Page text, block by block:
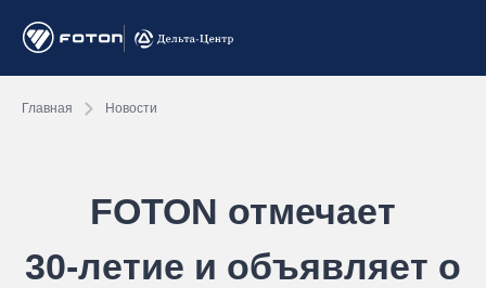
Главная Новости
FOTON отмечает
30‑летие и объявляет о